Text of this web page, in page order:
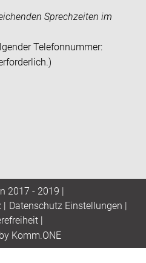
Sprechzeiten im
Telefonnummer:
2017 - 2019 |
| Datenschutz Einstellungen
|
Komm.ONE